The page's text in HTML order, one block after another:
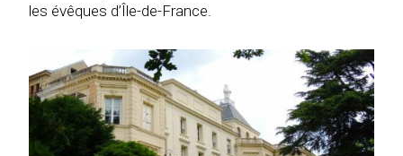
les évêques d’Île-de-France.